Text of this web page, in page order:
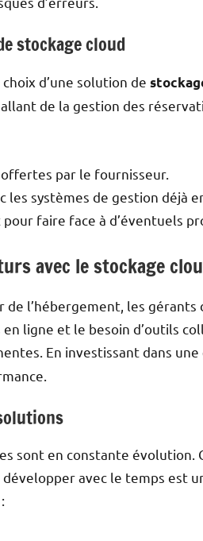
stockage cloud
d’une solution de
de la gestion des
par le fournisseur.
les systèmes de gestion déjà
faire face à d’éventuels
avec le stockage
de l’hébergement, les
en ligne et le besoin d’outils
En investissant dans une
sont en constante
avec le temps est